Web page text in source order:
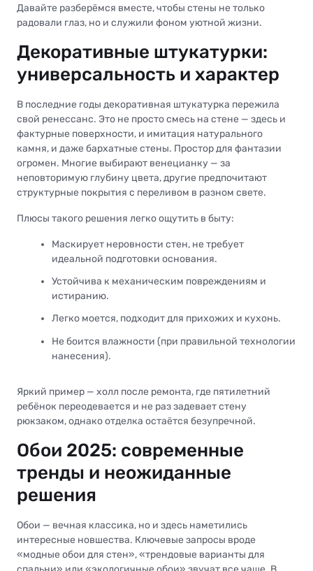
Давайте разберёмся вместе, чтобы стены не только
радовали глаз, но и служили фоном уютной жизни.
Декоративные штукатурки:
универсальность и характер
В последние годы декоративная штукатурка пережила
свой ренессанс. Это не просто смесь на стене — здесь и
фактурные поверхности, и имитация натурального
камня, и даже бархатные стены. Простор для фантазии
огромен. Многие выбирают венецианку — за
неповторимую глубину цвета, другие предпочитают
структурные покрытия с переливом в разном свете.
Плюсы такого решения легко ощутить в быту:
Маскирует неровности стен, не требует
идеальной подготовки основания.
Устойчива к механическим повреждениям и
истиранию.
Легко моется, подходит для прихожих и кухонь.
Не боится влажности (при правильной технологии
нанесения).
Яркий пример — холл после ремонта, где пятилетний
ребёнок переодевается и не раз задевает стену
рюкзаком, однако отделка остаётся безупречной.
Обои 2025: современные
тренды и неожиданные
решения
Обои — вечная классика, но и здесь наметились
интересные новшества. Ключевые запросы вроде
«модные обои для стен», «трендовые варианты для